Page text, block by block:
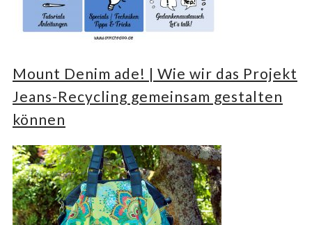
Mount Denim ade! | Wie wir das Projekt
Jeans-Recycling gemeinsam gestalten
können